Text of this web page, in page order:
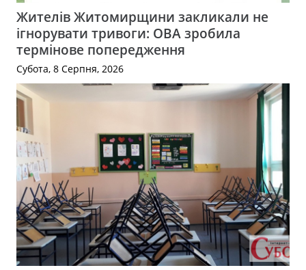
Жителів Житомирщини закликали не
ігнорувати тривоги: ОВА зробила
термінове попередження
Субота, 8 Серпня, 2026